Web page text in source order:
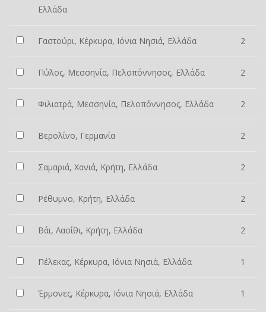
Ελλάδα
Γαστούρι, Κέρκυρα, Ιόνια Νησιά, Ελλάδα 2
Πύλος, Μεσσηνία, Πελοπόννησος, Ελλάδα 2
Φιλιατρά, Μεσσηνία, Πελοπόννησος, Ελλάδα 2
Βερολίνο, Γερμανία 2
Σαμαριά, Χανιά, Κρήτη, Ελλάδα 2
Ρέθυμνο, Κρήτη, Ελλάδα 2
Βάι, Λασίθι, Κρήτη, Ελλάδα 2
Πέλεκας, Κέρκυρα, Ιόνια Νησιά, Ελλάδα 1
Έρμονες, Κέρκυρα, Ιόνια Νησιά, Ελλάδα 1